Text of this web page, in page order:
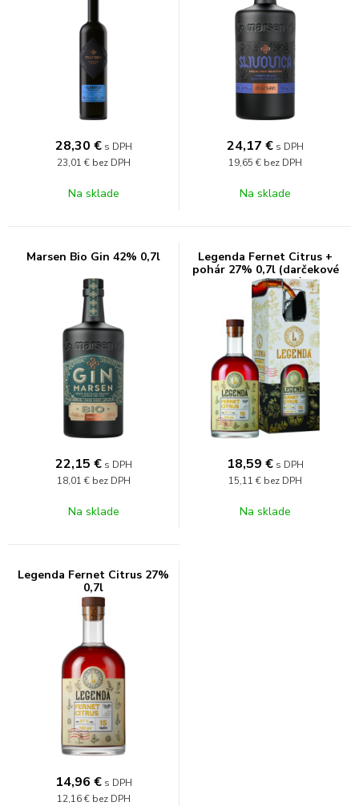
28,30 € s DPH
23,01 € bez DPH
Na sklade
24,17 € s DPH
19,65 € bez DPH
Na sklade
Marsen Bio Gin 42% 0,7l
22,15 € s DPH
18,01 € bez DPH
Na sklade
Legenda Fernet Citrus +
pohár 27% 0,7l (darčekové
balenie 1 pohár)
18,59 € s DPH
15,11 € bez DPH
Na sklade
Legenda Fernet Citrus 27%
0,7l
14,96 € s DPH
12,16 € bez DPH